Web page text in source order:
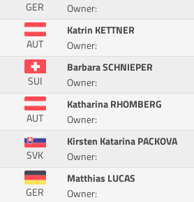
GER
Owner:
AUT
Katrin KETTNER
Owner:
SUI
Barbara SCHNIEPER
Owner:
AUT
Katharina RHOMBERG
Owner:
SVK
Kirsten Katarina PACKOVA
Owner:
GER
Matthias LUCAS
Owner: